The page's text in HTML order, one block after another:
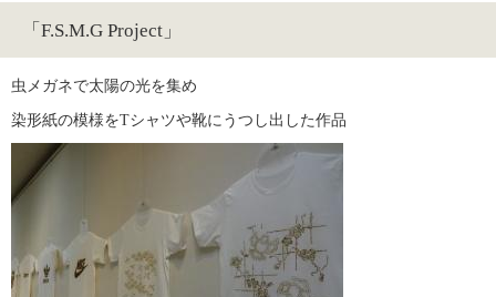
「F.S.M.G Project」
虫メガネで太陽の光を集め
染形紙の模様をTシャツや靴にうつし出した作品